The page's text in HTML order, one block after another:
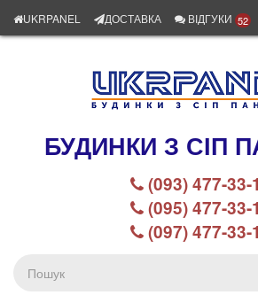
UKRPANEL ДОСТАВКА ВІДГУКИ 52
БУДИНКИ З СІП
(093) 477-33-
(095) 477-33-
(097) 477-33-